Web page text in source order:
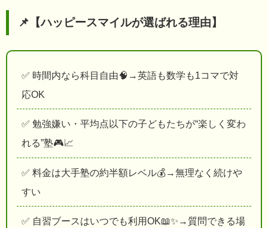
📌【ハッピースマイルが選ばれる理由】
✅ 時間内なら科目自由🧠→英語も数学も1コマで対
応OK
✅ 勉強嫌い・平均点以下の子どもたちが“楽しく変わ
れる”塾🎮📈
✅ 料金は大手塾の約半額レベル💰→無理なく続けや
すい
✅ 自習ブースはいつでも利用OK📖✨→質問できる場